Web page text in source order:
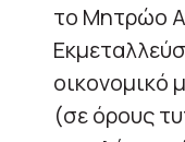
το Μητρώο
οικονομικό
(σε όρους